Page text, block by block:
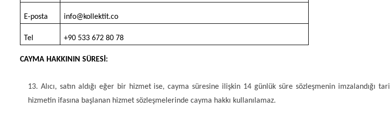
E-posta info@kollektit.co
Tel +90 533 672 80 78
CAYMA HAKKININ SÜRESİ:
13. Alıcı, satın aldığı eğer bir hizmet ise, cayma süresine ilişkin 14 günlük süre sözleşmenin imzalandığı
hizmetin ifasına başlanan hizmet sözleşmelerinde cayma hakkı kullanılamaz.